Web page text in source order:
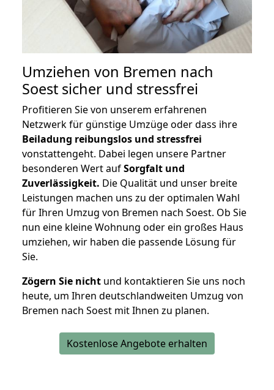
Umziehen von Bremen nach
Soest sicher und stressfrei
Profitieren Sie von unserem erfahrenen
Netzwerk für günstige Umzüge oder dass ihre
Beiladung reibungslos und stressfrei
vonstattengeht. Dabei legen unsere Partner
besonderen Wert aufSorgfalt und
Zuverlässigkeit. Die Qualität und unser breite
Leistungen machen uns zu der optimalen Wahl
für Ihren Umzug von Bremen nach Soest. Ob Sie
nun eine kleine Wohnung oder ein großes Haus
umziehen, wir haben die passende Lösung für
Sie.
Zögern Sie nicht und kontaktieren Sie uns noch
heute, um Ihren deutschlandweiten Umzug von
Bremen nach Soest mit Ihnen zu planen.
Kostenlose Angebote erhalten